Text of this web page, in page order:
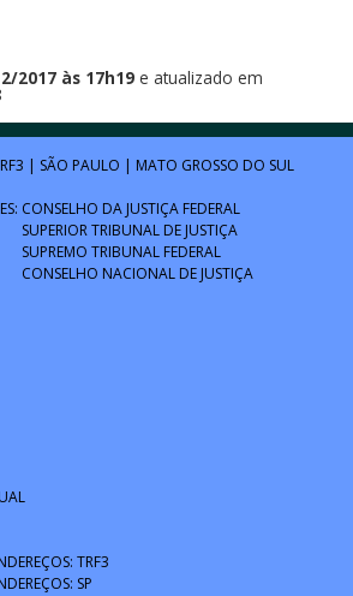
2017 às 17h19e atualizado em
| SÃO PAULO | MATO GROSSO DO SUL
CONSELHO DA JUSTIÇA FEDERAL
SUPERIOR TRIBUNAL DE JUSTIÇA
SUPREMO TRIBUNAL FEDERAL
CONSELHO NACIONAL DE JUSTIÇA
TRF3
SP